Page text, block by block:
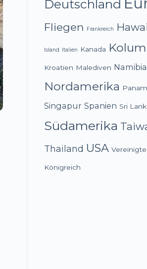
Deutschland
Fliegen Frankreich
Island Italien Kanada
Kroatien Malediven Namibia
Nordamerika
Singapur Spanien Sri
Südamerika
Thailand USA
Königreich